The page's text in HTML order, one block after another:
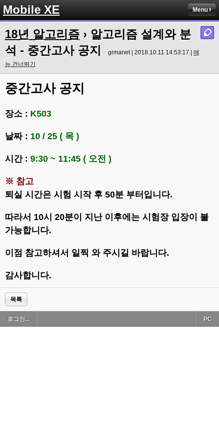
Mobile XE Menu
18년 알고리즘 › 알고리즘 설계와 분
석 - 중간고사 공지
grmanet | 2018.10.11 14:53:17 | 메
뉴 건너뛰기
중간고사 공지
장소 : K503
날짜 : 10 / 25 ( 목 )
시간 : 9:30 ~ 11:45 ( 오전 )
※ 참고
퇴실 시간은 시험 시작 후 50분 부터입니다.
따라서 10시 20분이 지난 이후에는 시험장 입장이 불
가능합니다.
이점 참고하셔서 일찍 와 주시길 바랍니다.
감사합니다.
목록
로그인... PC